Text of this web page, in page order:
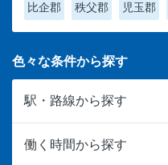
比企郡 秩父郡 児玉郡
色々な条件から探す
駅・路線から探す
働く時間から探す